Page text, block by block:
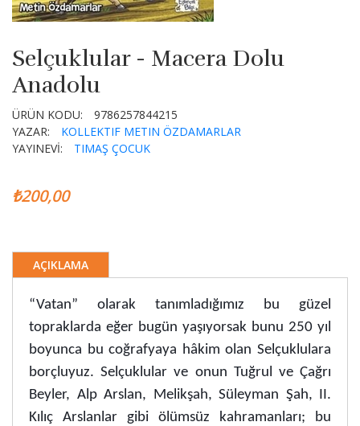
Selçuklular - Macera Dolu
Anadolu
ÜRÜN KODU:
9786257844215
YAZAR:
KOLLEKTIF METIN ÖZDAMARLAR
YAYINEVİ:
TIMAŞ ÇOCUK
₺200,00
AÇIKLAMA
“Vatan” olarak tanımladığımız bu güzel
topraklarda eğer bugün yaşıyorsak bunu 250 yıl
boyunca bu coğrafyaya hâkim olan Selçuklulara
borçluyuz. Selçuklular ve onun Tuğrul ve Çağrı
Beyler, Alp Arslan, Melikşah, Süleyman Şah, II.
Kılıç Arslanlar gibi ölümsüz kahramanları; bu